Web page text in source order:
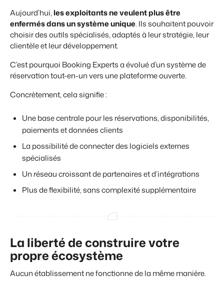
Aujourd’hui,les exploitants ne veulent plus être
enfermés dans un système unique. Ils souhaitent pouvoir
choisir des outils spécialisés, adaptés à leur stratégie, leur
clientèle et leur développement.
C’est pourquoi Booking Experts a évolué d’un système de
réservation tout-en-un vers une plateforme ouverte.
Concrètement, cela signifie :
Une base centrale pour les réservations, disponibilités,
paiements et données clients
La possibilité de connecter des logiciels externes
spécialisés
Un réseau croissant de partenaires et d’intégrations
Plus de flexibilité, sans complexité supplémentaire
La liberté de construire votre
propre écosystème
Aucun établissement ne fonctionne de la même manière.